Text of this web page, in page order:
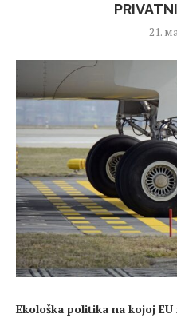
21.
Ekološka politika na kojoj